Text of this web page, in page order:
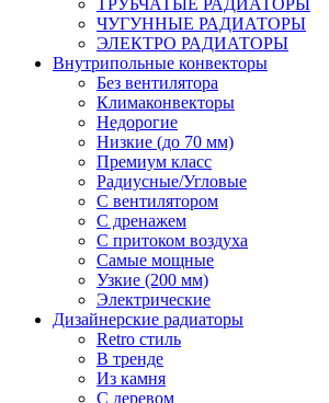
ЧУГУННЫЕ РАДИАТОРЫ
ЭЛЕКТРО РАДИАТОРЫ
Внутрипольные конвекторы
Без вентилятора
Климаконвекторы
Недорогие
Низкие (до 70 мм)
Премиум класс
Радиусные/Угловые
С вентилятором
С дренажем
С притоком воздуха
Самые мощные
Узкие (200 мм)
Электрические
Дизайнерские радиаторы
Retro стиль
В тренде
Из камня
С деревом